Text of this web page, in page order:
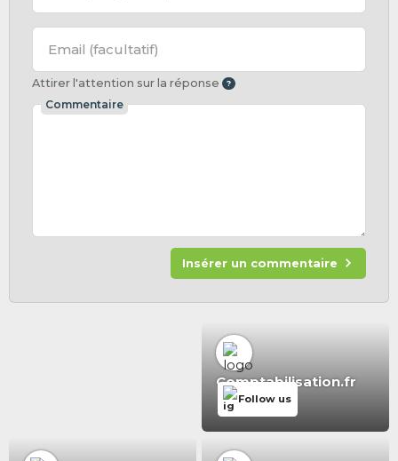
Email (facultatif)
Attirer l'attention sur la réponse
Commentaire
Insérer un commentaire
Comptabilisation.fr
Follow us